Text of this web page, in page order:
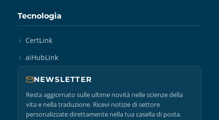
Tecnologia
CertLink
aiHubLink
NEWSLETTER
Resta aggiornato sulle ultime novità nelle scienze della
vita e nella traduzione. Ricevi notizie di settore
personalizzate direttamente nella tua casella di posta.